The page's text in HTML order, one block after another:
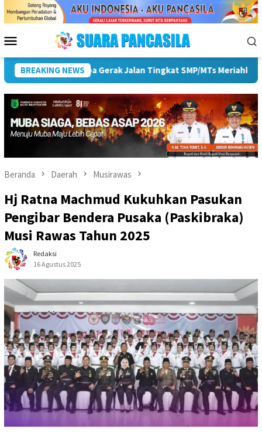
Menu
Mobile
BREAKING NEWS
ke-81 RI Pemkot Lubuk Linggau Sosialisasikan
Beranda Daerah Musirawas
Hj Ratna Machmud Kukuhkan Pasukan
Pengibar Bendera Pusaka (Paskibraka)
Musi Rawas Tahun 2025
Redaksi
16 Agustus 2025